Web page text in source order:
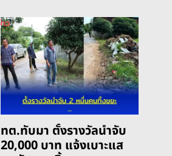
ทต.ทับมา ตั้งรางวัลนำจับ
20,000 บาท แจ้งเบาะแส